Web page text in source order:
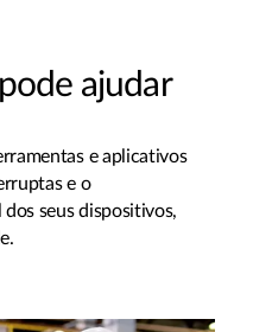
ajudar
e aplicativos
e o
seus dispositivos,